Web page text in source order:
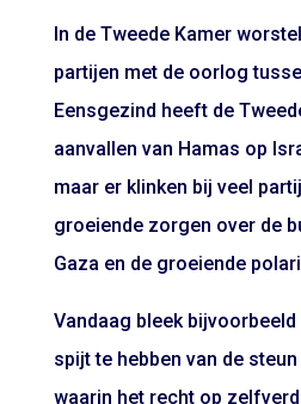
In de Tweede Kamer
partijen met de oorlog
Eensgezind heeft de
aanvallen van Hamas op
maar er klinken bij veel
groeiende zorgen over de
Gaza en de groeiende
Vandaag bleek
spijt te hebben van de
waarin het recht op